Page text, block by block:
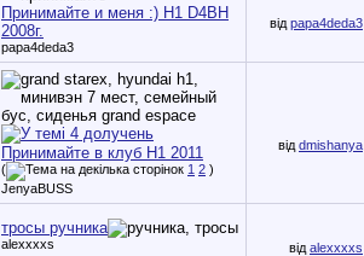
Принимайте и меня :) H1 D4BH
2008г.
papa4deda3
від papa4deda3
Принимайте в клуб H1 2011
( 1 2 )
JenyaBUSS
від dmishanya
тросы ручника
alexxxxs від alexxxxs